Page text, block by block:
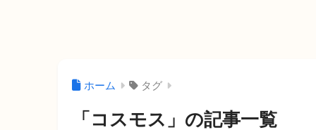
ホーム タグ
「コスモス」の記事一覧